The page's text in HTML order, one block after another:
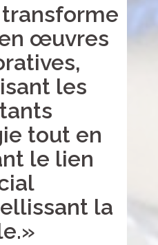
œuvres
les
tout en
le lien
la